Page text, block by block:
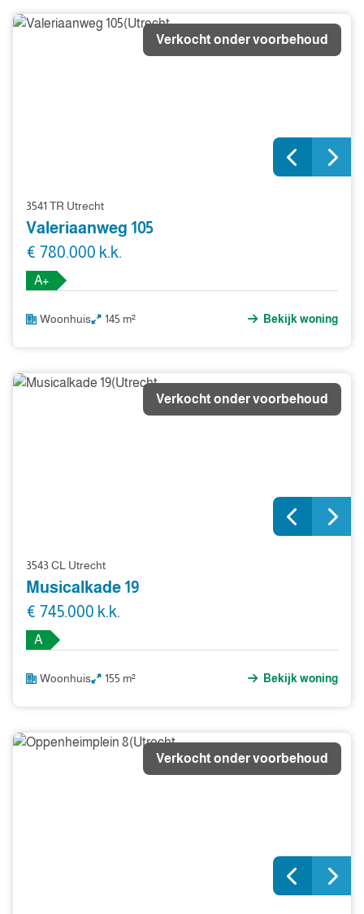
Verkocht onder voorbehoud
3541 TR Utrecht
Valeriaanweg 105
€ 780.000 k.k.
A+
Woonhuis 145 m² Bekijk woning
Verkocht onder voorbehoud
3543 CL Utrecht
Musicalkade 19
€ 745.000 k.k.
A
Woonhuis 155 m² Bekijk woning
Verkocht onder voorbehoud